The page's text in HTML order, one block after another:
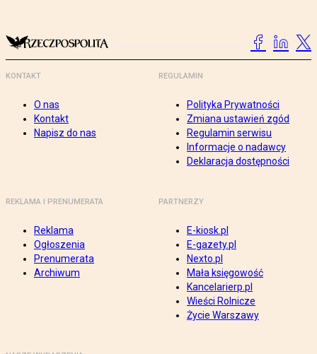
KONTAKT
O nas
Kontakt
Napisz do nas
REGULAMIN
Polityka Prywatności
Zmiana ustawień zgód
Regulamin serwisu
Informacje o nadawcy
Deklaracja dostępności
REKLAMA I PRENUMERATA
Reklama
Ogłoszenia
Prenumerata
Archiwum
PARTNERZY
E-kiosk.pl
E-gazety.pl
Nexto.pl
Mała księgowość
Kancelarierp.pl
Wieści Rolnicze
Życie Warszawy